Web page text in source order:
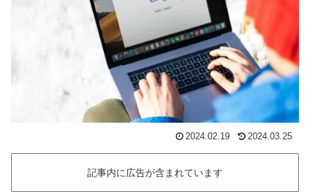
2024.02.19 2024.03.25
記事内に広告が含まれています